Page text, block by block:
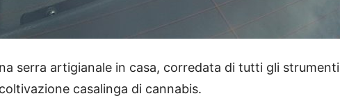
serra artigianale in casa, corredata di tutti gli strumenti
casalinga di cannabis.